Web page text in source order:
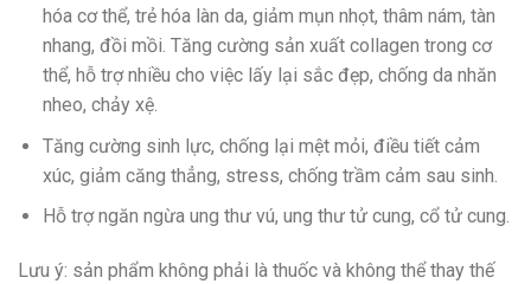
hóa cơ thể, trẻ hóa làn da, giảm mụn nhọt, thâm nám, tàn
nhang, đồi mồi. Tăng cường sản xuất collagen trong cơ
thể, hỗ trợ nhiều cho việc lấy lại sắc đẹp, chống da nhăn
nheo, chảy xệ.
Tăng cường sinh lực, chống lại mệt mỏi, điều tiết cảm
xúc, giảm căng thẳng, stress, chống trầm cảm sau sinh.
Hỗ trợ ngăn ngừa ung thư vú, ung thư tử cung, cổ tử cung.
Lưu ý: sản phẩm không phải là thuốc và không thể thay thế